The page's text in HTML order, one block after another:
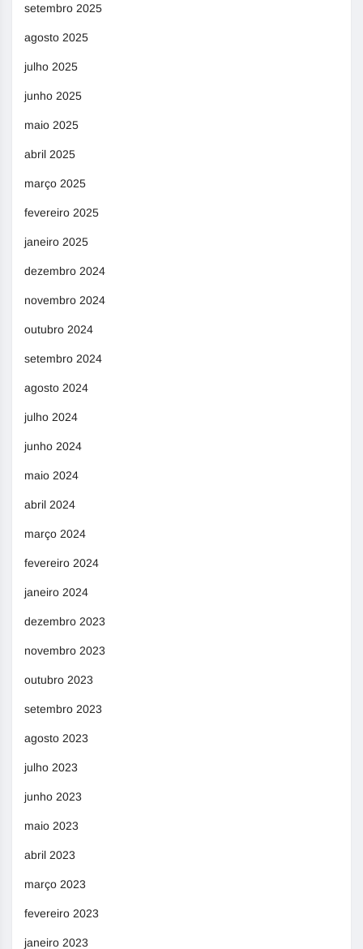
setembro 2025
agosto 2025
julho 2025
junho 2025
maio 2025
abril 2025
março 2025
fevereiro 2025
janeiro 2025
dezembro 2024
novembro 2024
outubro 2024
setembro 2024
agosto 2024
julho 2024
junho 2024
maio 2024
abril 2024
março 2024
fevereiro 2024
janeiro 2024
dezembro 2023
novembro 2023
outubro 2023
setembro 2023
agosto 2023
julho 2023
junho 2023
maio 2023
abril 2023
março 2023
fevereiro 2023
janeiro 2023